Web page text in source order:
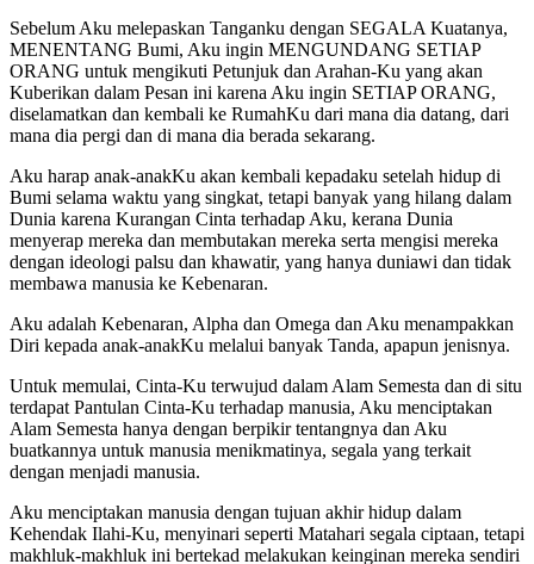
Sebelum Aku melepaskan Tanganku dengan SEGALA Kuatanya,
MENENTANG Bumi, Aku ingin MENGUNDANG SETIAP
ORANG untuk mengikuti Petunjuk dan Arahan-Ku yang akan
Kuberikan dalam Pesan ini karena Aku ingin SETIAP ORANG,
diselamatkan dan kembali ke RumahKu dari mana dia datang, dari
mana dia pergi dan di mana dia berada sekarang.
Aku harap anak-anakKu akan kembali kepadaku setelah hidup di
Bumi selama waktu yang singkat, tetapi banyak yang hilang dalam
Dunia karena Kurangan Cinta terhadap Aku, kerana Dunia
menyerap mereka dan membutakan mereka serta mengisi mereka
dengan ideologi palsu dan khawatir, yang hanya duniawi dan tidak
membawa manusia ke Kebenaran.
Aku adalah Kebenaran, Alpha dan Omega dan Aku menampakkan
Diri kepada anak-anakKu melalui banyak Tanda, apapun jenisnya.
Untuk memulai, Cinta-Ku terwujud dalam Alam Semesta dan di situ
terdapat Pantulan Cinta-Ku terhadap manusia, Aku menciptakan
Alam Semesta hanya dengan berpikir tentangnya dan Aku
buatkannya untuk manusia menikmatinya, segala yang terkait
dengan menjadi manusia.
Aku menciptakan manusia dengan tujuan akhir hidup dalam
Kehendak Ilahi-Ku, menyinari seperti Matahari segala ciptaan, tetapi
makhluk-makhluk ini bertekad melakukan keinginan mereka sendiri